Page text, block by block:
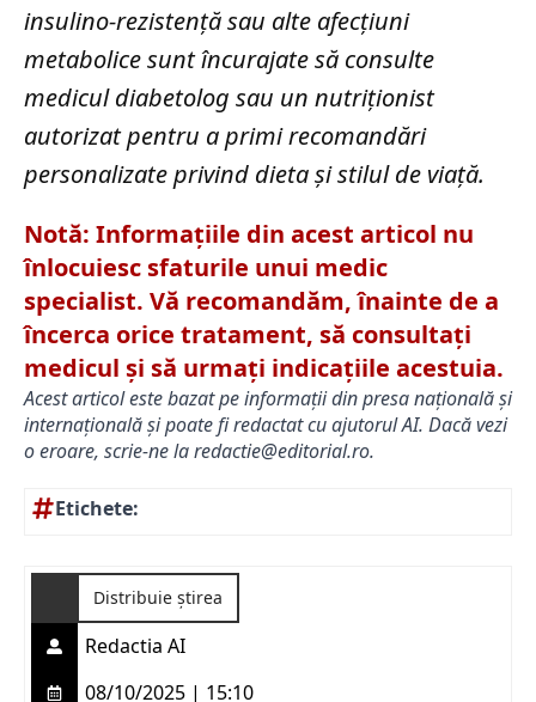
insulino-rezistență sau alte afecțiuni
metabolice sunt încurajate să consulte
medicul diabetolog sau un nutriționist
autorizat pentru a primi recomandări
personalizate privind dieta și stilul de viață.
Notă: Informațiile din acest articol nu
înlocuiesc sfaturile unui medic
specialist. Vă recomandăm, înainte de a
încerca orice tratament, să consultați
medicul și să urmați indicațiile acestuia.
Acest articol este bazat pe informații din presa națională și
internațională și poate fi redactat cu ajutorul AI. Dacă vezi
o eroare, scrie-ne laredactie@editorial.ro.
Etichete:
Distribuie știrea
Redactia AI
08/10/2025 | 15:10